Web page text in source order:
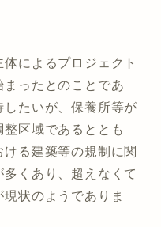
によるプロジェクト
ったとのことであ
したいが、保養所等が
区域であるととも
る建築等の規制に関
くあり、超えなくて
状のようでありま